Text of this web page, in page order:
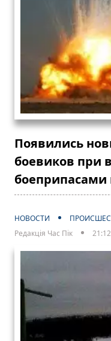
Появились
боевиков при
боеприпасами
НОВОСТИ
Редакція Час Пік